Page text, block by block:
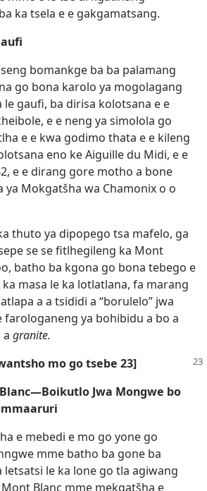
ka tsela e e gakgamatsang.
bomankge ba ba palamang
go bona karolo ya mogolagang
gaufi, ba dirisa kolotsana e e
e e neng ya simolola go
e e kwa godimo thata e e kileng
eno ke Aiguille du Midi, e e
e e dirang gore motho a bone
ya Mokgatšha wa Chamonix o o
thuto ya dipopego tsa mafelo, ga
se se fitlhegileng ka Mont
batho ba kgona go bona tebego e
masa le ka lotlatlana, fa marang
a a tsididi a “borulelo” jwa
farologaneng ya bohibidu a bo a
granite.
mo go tsebe 23]
Jwa Mongwe bo
e mebedi e mo go yone go
mme batho ba gone ba
letsatsi le ka lone go tla agiwang
Blanc mme mekgatšha e